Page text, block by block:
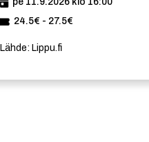
24.5€ - 27.5€
Lähde: Lippu.fi